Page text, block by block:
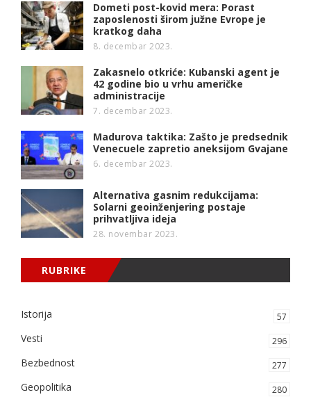
Dometi post-kovid mera: Porast
zaposlenosti širom južne Evrope je
kratkog daha
8. decembar 2023.
Zakasnelo otkriće: Kubanski agent je
42 godine bio u vrhu američke
administracije
7. decembar 2023.
Madurova taktika: Zašto je predsednik
Venecuele zapretio aneksijom Gvajane
6. decembar 2023.
Alternativa gasnim redukcijama:
Solarni geoinženjering postaje
prihvatljiva ideja
28. novembar 2023.
RUBRIKE
Istorija 57
Vesti 296
Bezbednost 277
Geopolitika 280